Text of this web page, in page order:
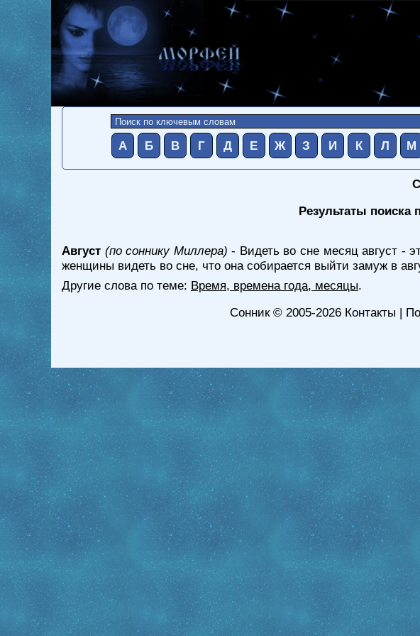
А Б В Г Д Е Ж З И К Л М
Результаты поиска
Август (по соннику Миллера) - Видеть во сне месяц август -
женщины видеть во сне, что она собирается выйти замуж в
Другие слова по теме: Время, времена года, месяцы.
Сонник© 2005-2026 Контакты |